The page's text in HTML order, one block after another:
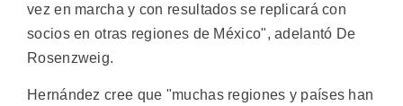
vez en marcha y con resultados se replicará con
socios en otras regiones de México", adelantó De
Rosenzweig.
Hernández cree que "muchas regiones y países han